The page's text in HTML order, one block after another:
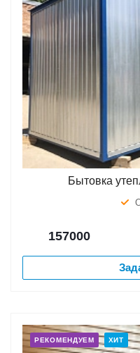
Бытовка
157000
РЕКОМЕНДУЕМ ХИТ